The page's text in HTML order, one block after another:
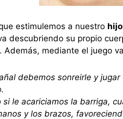
estimulemos a nuestro hijo
descubriendo su propio
Además, mediante el juego
debemos sonreirle y
si le acariciamos la barriga,
y los brazos,